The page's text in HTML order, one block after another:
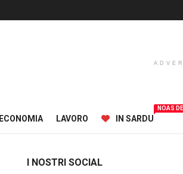
ECONOMIA LAVORO IN SARDU
NOAS
I NOSTRI SOCIAL